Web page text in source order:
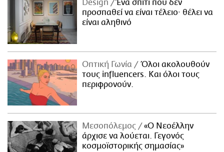
Design
Ένα σπίτι που δεν
προσπαθεί να είναι τέλειο· θέλει να
είναι αληθινό
Οπτική Γωνία
Όλοι ακολουθούν
τους influencers. Και όλοι τους
περιφρονούν.
Μεσοπόλεμος
«Ο Νεοέλλην
άρχισε να λούεται. Γεγονός
κοσμοϊστορικής σημασίας»